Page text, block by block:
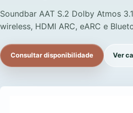
Soundbar AAT S.2 Dolby Atmos
wireless, HDMI ARC, eARC e
Consultar disponibilidade Ver